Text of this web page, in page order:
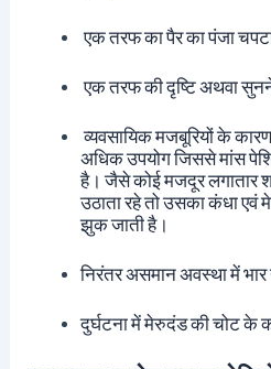
एक तरफ का पैर का पंजा चपटा
एक तरफ की दृष्टि अथवा
व्यवसायिक मजबूरियों के
अधिक उपयोग जिससे मांस
है। जैसे कोई मजदूर लगातार
उठाता रहे तो उसका कंधा एवं
झुक जाती है।
निरंतर असमान अवस्था में भार
दुर्घटना में मेरुदंड की चोट के